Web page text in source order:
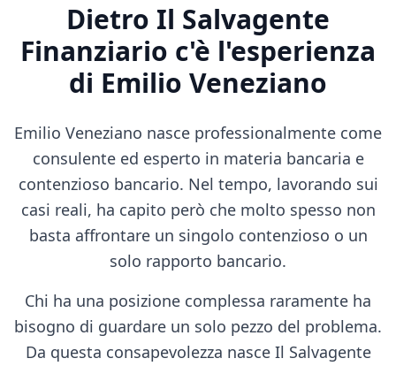
Dietro Il Salvagente
Finanziario c'è l'esperienza
di Emilio Veneziano
Emilio Veneziano nasce professionalmente come
consulente ed esperto in materia bancaria e
contenzioso bancario. Nel tempo, lavorando sui
casi reali, ha capito però che molto spesso non
basta affrontare un singolo contenzioso o un
solo rapporto bancario.
Chi ha una posizione complessa raramente ha
bisogno di guardare un solo pezzo del problema.
Da questa consapevolezza nasce Il Salvagente